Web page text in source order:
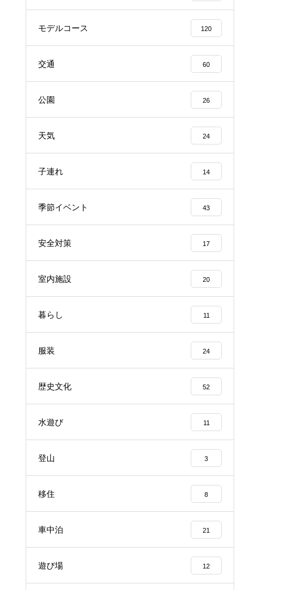
モデルコース 120
交通 60
公園 26
天気 24
子連れ 14
季節イベント 43
安全対策 17
室内施設 20
暮らし 11
服装 24
歴史文化 52
水遊び 11
登山 3
移住 8
車中泊 21
遊び場 12